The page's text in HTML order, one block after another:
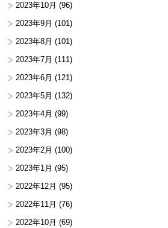
2023年10月 (96)
2023年9月 (101)
2023年8月 (101)
2023年7月 (111)
2023年6月 (121)
2023年5月 (132)
2023年4月 (99)
2023年3月 (98)
2023年2月 (100)
2023年1月 (95)
2022年12月 (95)
2022年11月 (76)
2022年10月 (69)